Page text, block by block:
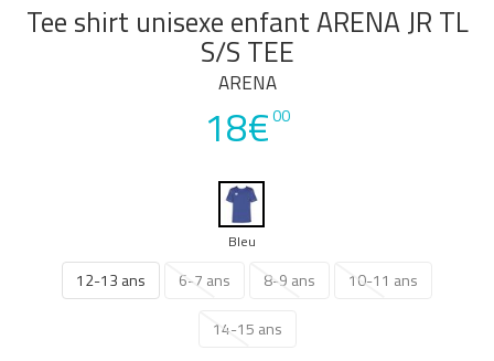
Tee shirt unisexe enfant ARENA JR TL
S/S TEE
ARENA
18€00
Bleu
12-13 ans 6-7 ans 8-9 ans 10-11 ans
14-15 ans